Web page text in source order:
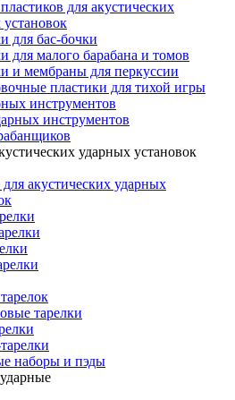
для акустических
для бас-бочки
для малого барабана и томов
и мембраны для перкуссии
пластики для тихой игры
инструментов
инструментов
ударных установок
акустических ударных
тарелки
наборы и пэды